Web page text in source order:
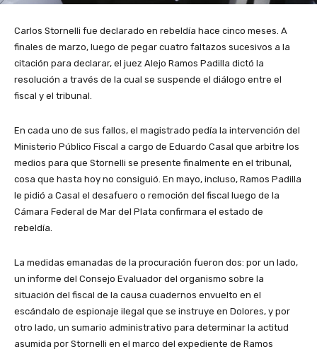
Carlos Stornelli fue declarado en rebeldía hace cinco meses. A
finales de marzo, luego de pegar cuatro faltazos sucesivos a la
citación para declarar, el juez Alejo Ramos Padilla dictó la
resolución a través de la cual se suspende el diálogo entre el
fiscal y el tribunal.
En cada uno de sus fallos, el magistrado pedía la intervención del
Ministerio Público Fiscal a cargo de Eduardo Casal que arbitre los
medios para que Stornelli se presente finalmente en el tribunal,
cosa que hasta hoy no consiguió. En mayo, incluso, Ramos Padilla
le pidió a Casal el desafuero o remoción del fiscal luego de la
Cámara Federal de Mar del Plata confirmara el estado de
rebeldía.
La medidas emanadas de la procuración fueron dos: por un lado,
un informe del Consejo Evaluador del organismo sobre la
situación del fiscal de la causa cuadernos envuelto en el
escándalo de espionaje ilegal que se instruye en Dolores, y por
otro lado, un sumario administrativo para determinar la actitud
asumida por Stornelli en el marco del expediente de Ramos